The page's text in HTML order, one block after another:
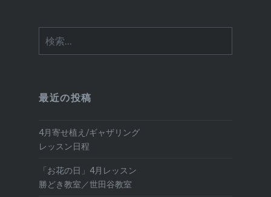
索:
最近の投稿
4月寄せ植え/ギャザリング
レッスン日程
「お花の日」4月レッスン
勝どき教室／世田谷教室